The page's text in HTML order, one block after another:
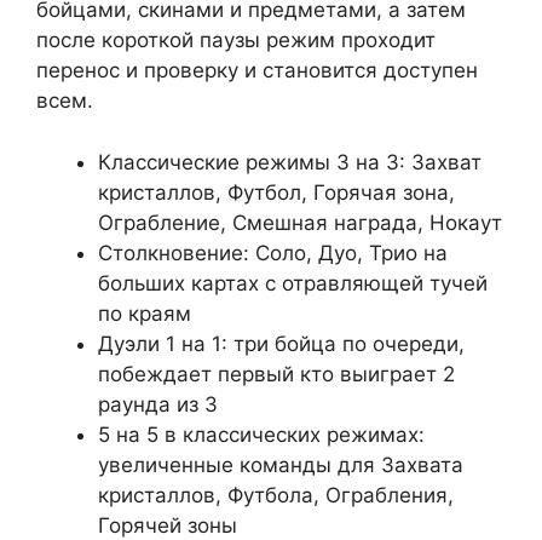
бойцами, скинами и предметами, а затем
после короткой паузы режим проходит
перенос и проверку и становится доступен
всем.
Классические режимы 3 на 3: Захват
кристаллов, Футбол, Горячая зона,
Ограбление, Смешная награда, Нокаут
Столкновение: Соло, Дуо, Трио на
больших картах с отравляющей тучей
по краям
Дуэли 1 на 1: три бойца по очереди,
побеждает первый кто выиграет 2
раунда из 3
5 на 5 в классических режимах:
увеличенные команды для Захвата
кристаллов, Футбола, Ограбления,
Горячей зоны